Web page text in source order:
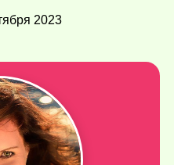
2023